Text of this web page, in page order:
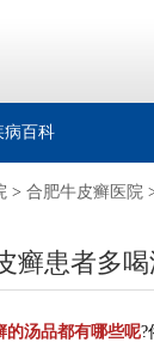
病百科
> 合肥牛皮癣医院
癣患者多
的汤品都有哪些呢?